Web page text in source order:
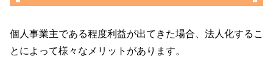
個人事業主である程度利益が出てきた場合、法人化するこ
とによって様々なメリットがあります。